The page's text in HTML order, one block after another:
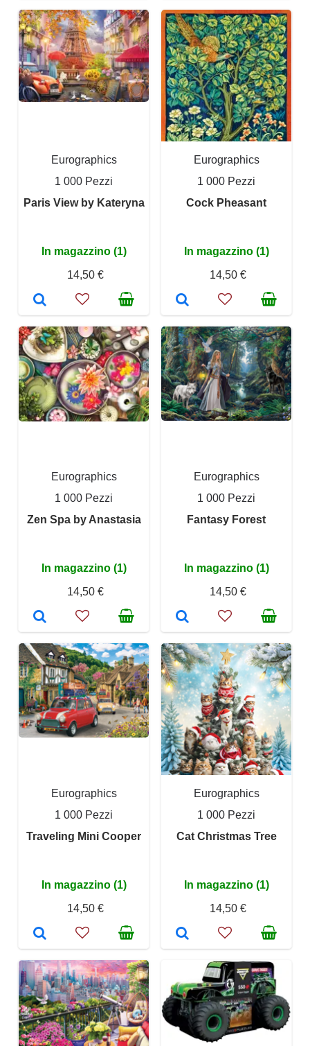
Eurographics
1 000 Pezzi
Paris View by Kateryna
In magazzino (1)
14,50 €
Eurographics
1 000 Pezzi
Cock Pheasant
In magazzino (1)
14,50 €
Eurographics
1 000 Pezzi
Zen Spa by Anastasia
In magazzino (1)
14,50 €
Eurographics
1 000 Pezzi
Fantasy Forest
In magazzino (1)
14,50 €
Eurographics
1 000 Pezzi
Traveling Mini Cooper
In magazzino (1)
14,50 €
Eurographics
1 000 Pezzi
Cat Christmas Tree
In magazzino (1)
14,50 €